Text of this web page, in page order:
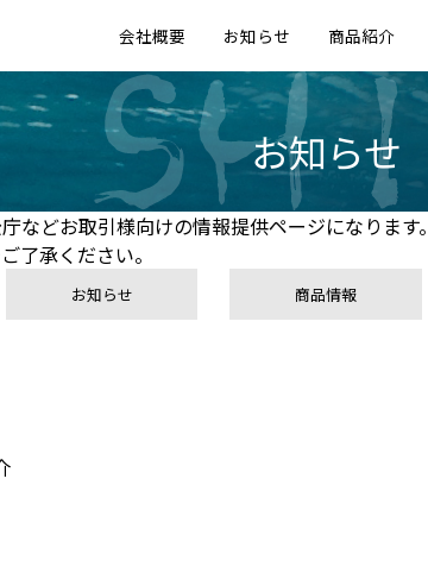
会社概要 お知らせ 商品紹介
お知らせ
などお取引様向けの情報提供ページになります。
了承ください。
お知らせ 商品情報